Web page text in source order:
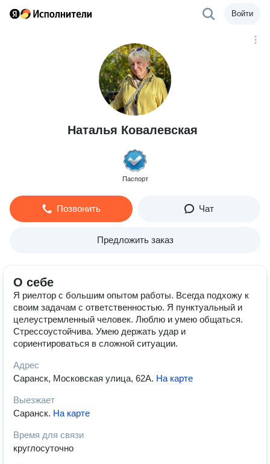
Войти
Наталья Ковалевская
Паспорт
Позвонить Чат
Предложить заказ
О себе
Я риелтор с большим опытом работы. Всегда подхожу к
своим задачам с ответственностью. Я пунктуальный и
целеустремленный человек. Люблю и умею общаться.
Стрессоустойчива. Умею держать удар и
сориентироваться в сложной ситуации.
Адрес
Саранск, Московская улица, 62А. На карте
Выезжает
Саранск. На карте
Время для связи
круглосуточно